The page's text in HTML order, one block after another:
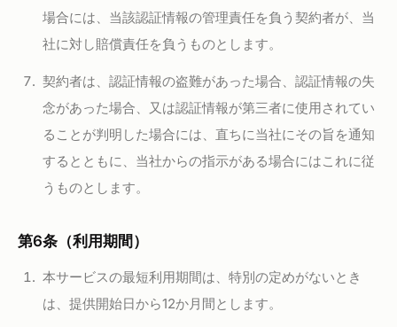
場合には、当該認証情報の管理責任を負う契約者が、当
社に対し賠償責任を負うものとします。
契約者は、認証情報の盗難があった場合、認証情報の失
念があった場合、又は認証情報が第三者に使用されてい
ることが判明した場合には、直ちに当社にその旨を通知
するとともに、当社からの指示がある場合にはこれに従
うものとします。
第6条（利用期間）
本サービスの最短利用期間は、特別の定めがないとき
は、提供開始日から12か月間とします。